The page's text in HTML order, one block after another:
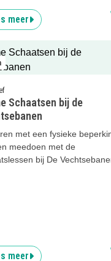
meer
Schaatsen bij de
met een fysieke
meedoen met de
bij De
meer
Frame Schaatsen bij